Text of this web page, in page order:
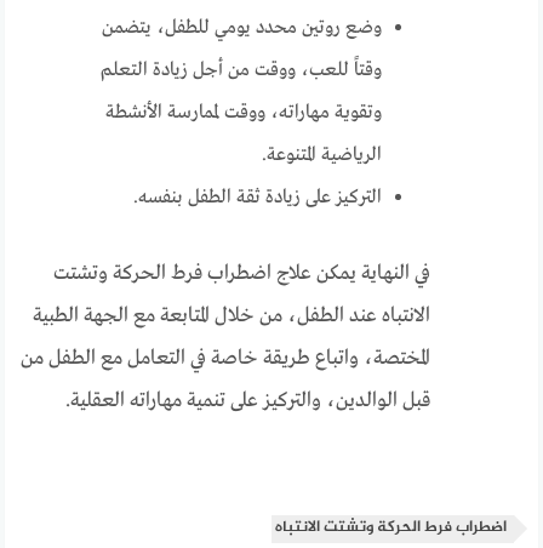
وضع روتين محدد يومي للطفل، يتضمن
وقتاً للعب، ووقت من أجل زيادة التعلم
وتقوية مهاراته، ووقت لممارسة الأنشطة
الرياضية المتنوعة.
التركيز على زيادة ثقة الطفل بنفسه.
في النهاية يمكن علاج اضطراب فرط الحركة وتشتت
الانتباه عند الطفل، من خلال المتابعة مع الجهة الطبية
المختصة، واتباع طريقة خاصة في التعامل مع الطفل من
قبل الوالدين، والتركيز على تنمية مهاراته العقلية.
اضطراب فرط الحركة وتشتت الانتباه